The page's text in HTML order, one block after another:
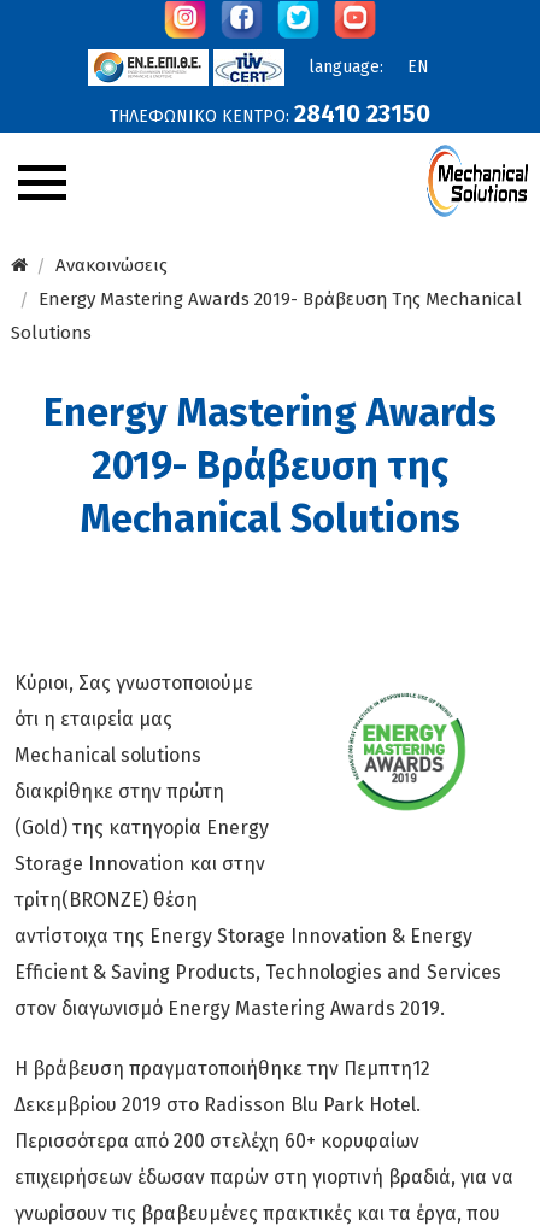
ΤΗΛΕΦΩΝΙΚΟ ΚΕΝΤΡΟ: 28410 23150
language: EN
Ανακοινώσεις
Προϊόντα
Έργα
Online Προσφορές
Ανακοινώσεις
Energy Mastering Awards 2019- Βράβευση Της Mechanical
Solutions
Energy Mastering Awards
2019- Βράβευση της
Mechanical Solutions
Κύριοι, Σας γνωστοποιούμε
ότι η εταιρεία μας
Mechanical solutions
διακρίθηκε στην πρώτη
(Gold) της κατηγορία Energy
Storage Innovation και στην
τρίτη(BRONZE) θέση
αντίστοιχα της Energy Storage Innovation & Energy
Efficient & Saving Products, Technologies and Services
στον διαγωνισμό Energy Mastering Awards 2019.
Η βράβευση πραγματοποιήθηκε την Πεμπτη12
Δεκεμβρίου 2019 στο Radisson Blu Park Hotel.
Περισσότερα από 200 στελέχη 60+ κορυφαίων
επιχειρήσεων έδωσαν παρών στη γιορτινή βραδιά, για να
γνωρίσουν τις βραβευμένες πρακτικές και τα έργα, που